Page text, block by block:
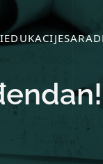
EDUKACIJE